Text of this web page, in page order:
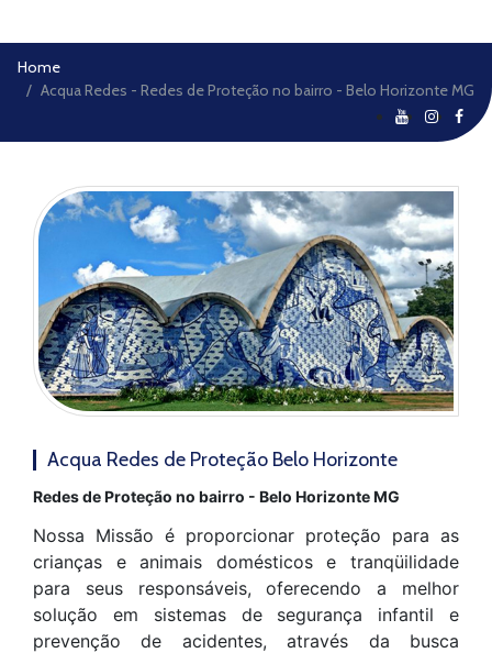
Home
Acqua Redes - Redes de Proteção no bairro - Belo Horizonte MG
Acqua Redes de Proteção Belo Horizonte
Redes de Proteção no bairro - Belo Horizonte MG
Nossa Missão é proporcionar proteção para as
crianças e animais domésticos e tranqüilidade
para seus responsáveis, oferecendo a melhor
solução em sistemas de segurança infantil e
prevenção de acidentes, através da busca